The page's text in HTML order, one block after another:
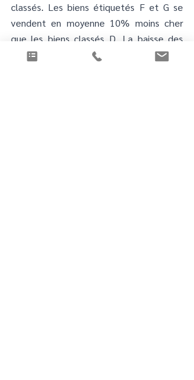
classés. Les biens étiquetés F et G se
vendent en moyenne 10% moins cher
que les biens classés D. La baisse des
prix semble donc inévitable ou alors il